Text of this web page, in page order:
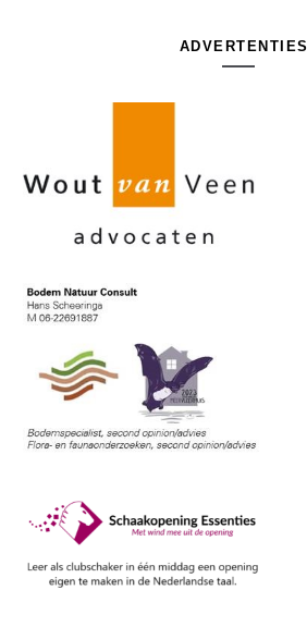
ADVERTENTIES